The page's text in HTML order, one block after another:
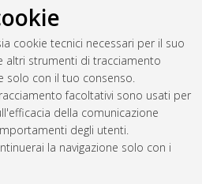
cookie tecnici necessari per il suo
altri strumenti di tracciamento
solo con il tuo consenso.
facoltativi sono usati per
della comunicazione
degli utenti.
la navigazione solo con i
documento: